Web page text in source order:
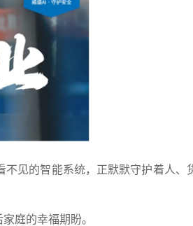
见的智能系统，正默默守护着人、
庭的幸福期盼。